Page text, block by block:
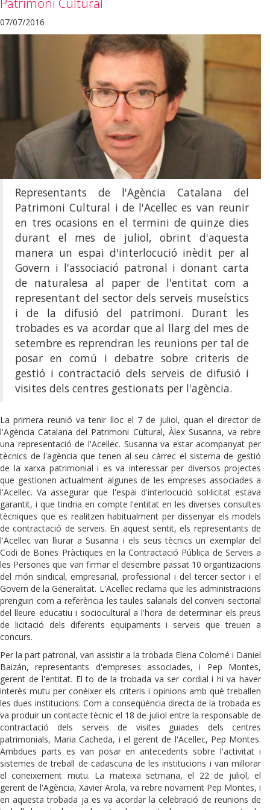
07/07/2016
Representants de l'Agència Catalana del
Patrimoni Cultural i de l'Acellec es van reunir
en tres ocasions en el termini de quinze dies
durant el mes de juliol, obrint d'aquesta
manera un espai d'interlocució inèdit per al
Govern i l'associació patronal i donant carta
de naturalesa al paper de l'entitat com a
representant del sector dels serveis museístics
i de la difusió del patrimoni. Durant les
trobades es va acordar que al llarg del mes de
setembre es reprendran les reunions per tal de
posar en comú i debatre sobre criteris de
gestió i contractació dels serveis de difusió i
visites dels centres gestionats per l'agència.
La primera reunió va tenir lloc el 7 de juliol, quan el director de
l'Agència Catalana del Patrimoni Cultural, Àlex Susanna, va rebre
una representació de l'Acellec. Susanna va estar acompanyat per
tècnics de l'agència que tenen al seu càrrec el sistema de gestió
de la xarxa patrimonial i es va interessar per diversos projectes
que gestionen actualment algunes de les empreses associades a
l'Acellec. Va assegurar que l'espai d'interlocució sol·licitat estava
garantit, i que tindria en compte l'entitat en les diverses consultes
tècniques que es realitzen habitualment per dissenyar els models
de contractació de serveis. En aquest sentit, els representants de
l'Acellec van lliurar a Susanna i els seus tècnics un exemplar del
Codi de Bones Pràctiques en la Contractació Pública de Serveis a
les Persones que van firmar el desembre passat 10 organtizacions
del món sindical, empresarial, professional i del tercer sector i el
Govern de la Generalitat. L'Acellec reclama que les administracions
prenguin com a referència les taules salarials del conveni sectorial
del lleure educatiu i sociocultural a l'hora de determinar els preus
de licitació dels diferents equipaments i serveis que treuen a
concurs.
Per la part patronal, van assistir a la trobada Elena Colomé i Daniel
Baizán, representants d'empreses associades, i Pep Montes,
gerent de l'entitat. El to de la trobada va ser cordial i hi va haver
interès mutu per conèixer els criteris i opinions amb què treballen
les dues institucions. Com a conseqüència directa de la trobada es
va produir un contacte tècnic el 18 de juliol entre la responsable de
contractació dels serveis de visites guiades dels centres
patrimonials, Maria Cacheda, i el gerent de l'Acellec, Pep Montes.
Ambdues parts es van posar en antecedents sobre l'activitat i
sistemes de treball de cadascuna de les institucions i van millorar
el coneixement mutu. La mateixa setmana, el 22 de juliol, el
gerent de l'Agència, Xavier Arola, va rebre novament Pep Montes, i
en aquesta trobada ja es va acordar la celebració de reunions de